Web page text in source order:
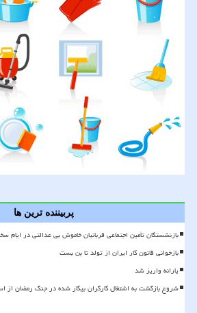
پربیننده ترین ها
بازنشستگان تأمین اجتماعی قربانیان خاموش بی عدالتی در ایام
بازخوانی قانون کار ایران از تولد تا بن بست
یارانه واریز شد
شروع بازگشت به اشتغال کارگران بیکار شده در جنگ رمضان از